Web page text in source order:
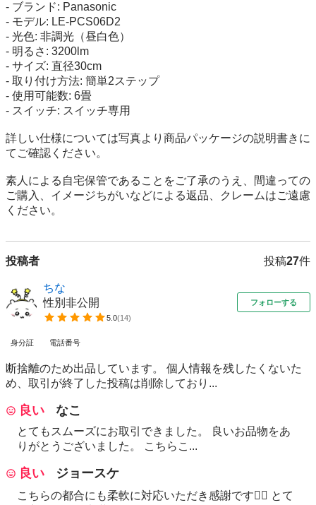
- ブランド: Panasonic
- モデル: LE-PCS06D2
- 光色: 非調光（昼白色）
- 明るさ: 3200lm
- サイズ: 直径30cm
- 取り付け方法: 簡単2ステップ
- 使用可能数: 6畳
- スイッチ: スイッチ専用
詳しい仕様については写真より商品パッケージの説明書きに
てご確認ください。
素人による自宅保管であることをご了承のうえ、間違っての
ご購入、イメージちがいなどによる返品、クレームはご遠慮
ください。
投稿者 投稿27件
ちな
性別非公開
5.0(14)
フォローする
身分証 電話番号
断捨離のため出品しています。 個人情報を残したくないた
め、取引が終了した投稿は削除しており...
良い なこ
とてもスムーズにお取引できました。 良いお品物をあ
りがとうございました。 こちらこ...
良い ジョースケ
こちらの都合にも柔軟に対応いただき感謝です🙇‍♂️ とて